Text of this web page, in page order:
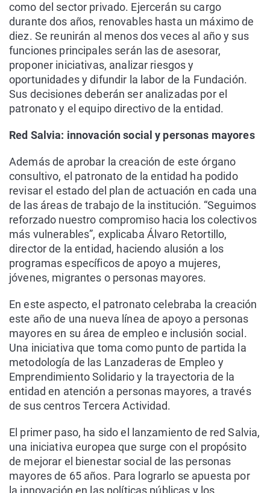
como del sector privado. Ejercerán su cargo
durante dos años, renovables hasta un máximo de
diez. Se reunirán al menos dos veces al año y sus
funciones principales serán las de asesorar,
proponer iniciativas, analizar riesgos y
oportunidades y difundir la labor de la Fundación.
Sus decisiones deberán ser analizadas por el
patronato y el equipo directivo de la entidad.
Red Salvia: innovación social y personas mayores
Además de aprobar la creación de este órgano
consultivo, el patronato de la entidad ha podido
revisar el estado del plan de actuación en cada una
de las áreas de trabajo de la institución. “Seguimos
reforzado nuestro compromiso hacia los colectivos
más vulnerables”, explicaba Álvaro Retortillo,
director de la entidad, haciendo alusión a los
programas específicos de apoyo a mujeres,
jóvenes, migrantes o personas mayores.
En este aspecto, el patronato celebraba la creación
este año de una nueva línea de apoyo a personas
mayores en su área de empleo e inclusión social.
Una iniciativa que toma como punto de partida la
metodología de las Lanzaderas de Empleo y
Emprendimiento Solidario y la trayectoria de la
entidad en atención a personas mayores, a través
de sus centros Tercera Actividad.
El primer paso, ha sido el lanzamiento de red Salvia,
una iniciativa europea que surge con el propósito
de mejorar el bienestar social de las personas
mayores de 65 años. Para lograrlo se apuesta por
la innovación en las políticas públicas y los